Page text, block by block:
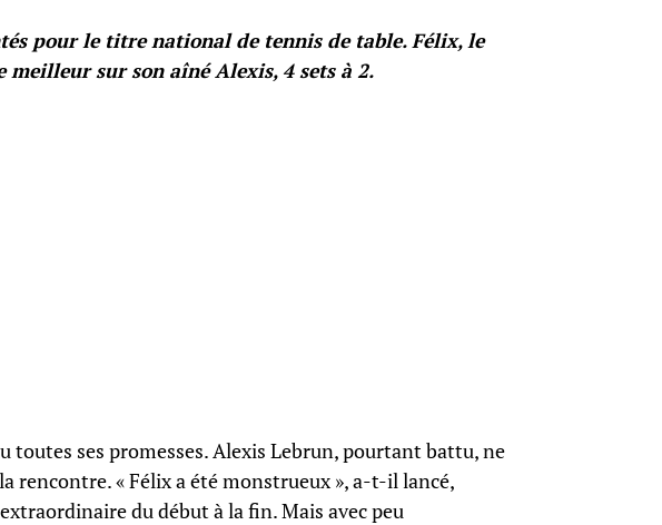
pour le titre national de tennis de table. Félix, le
sur son aîné Alexis, 4 sets à 2.
toutes ses promesses. Alexis Lebrun, pourtant battu, ne
rencontre. « Félix a été monstrueux », a-t-il lancé,
du début à la fin. Mais avec peu